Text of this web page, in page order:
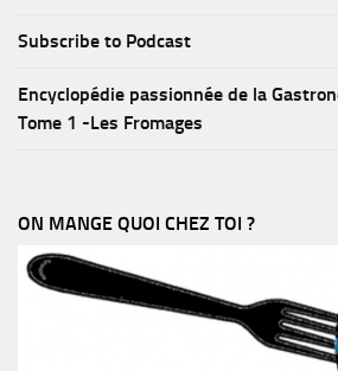
Subscribe to Podcast
Encyclopédie passionnée de la
Tome 1 -Les Fromages
ON MANGE QUOI CHEZ TOI ?